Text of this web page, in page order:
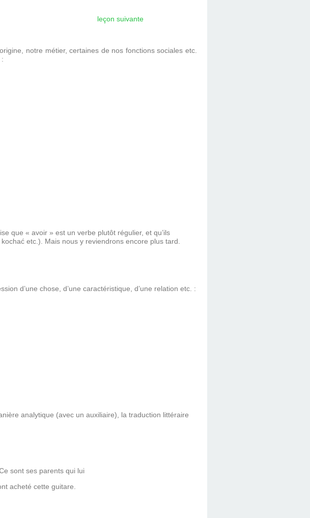
leçon suivante
notre métier, certaines de nos fonctions sociales etc.
que « avoir » est un verbe plutôt régulier, et qu’ils
etc.). Mais nous y reviendrons encore plus tard.
d’une chose, d’une caractéristique, d’une relation etc. :
analytique (avec un auxiliaire), la traduction littéraire
sont ses parents qui lui